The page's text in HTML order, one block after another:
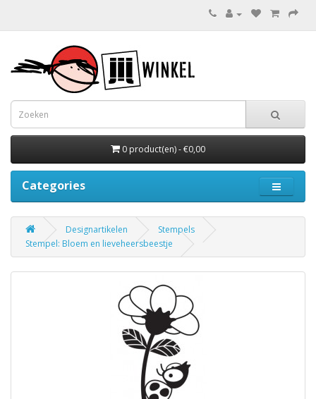
0 product(en) - €0,00
Categories
Designartikelen
Stempels
Stempel: Bloem en lieveheersbeestje